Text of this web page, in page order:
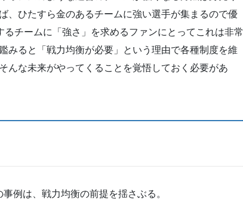
、ひたすら金のあるチームに強い選手が集まるので優
チームに「強さ」を求めるファンにとってこれは非常
みると「戦力均衡が必要」という理由で各種制度を維
んな未来がやってくることを覚悟しておく必要があ
例は、戦力均衡の前提を揺さぶる。